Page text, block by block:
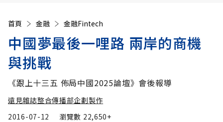
首頁 金融 金融Fintech
中國夢最後一哩路 兩岸的商機
與挑戰
《跟上十三五 佈局中國2025論壇》會後報導
遠見雜誌整合傳播部企劃製作
2016-07-12
瀏覽數 22,650+